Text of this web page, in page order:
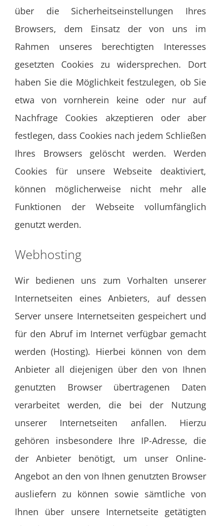
über die Sicherheitseinstellungen Ihres
Browsers, dem Einsatz der von uns im
Rahmen unseres berechtigten Interesses
gesetzten Cookies zu widersprechen. Dort
haben Sie die Möglichkeit festzulegen, ob Sie
etwa von vornherein keine oder nur auf
Nachfrage Cookies akzeptieren oder aber
festlegen, dass Cookies nach jedem Schließen
Ihres Browsers gelöscht werden. Werden
Cookies für unsere Webseite deaktiviert,
können möglicherweise nicht mehr alle
Funktionen der Webseite vollumfänglich
genutzt werden.
Webhosting
Wir bedienen uns zum Vorhalten unserer
Internetseiten eines Anbieters, auf dessen
Server unsere Internetseiten gespeichert und
für den Abruf im Internet verfügbar gemacht
werden (Hosting). Hierbei können von dem
Anbieter all diejenigen über den von Ihnen
genutzten Browser übertragenen Daten
verarbeitet werden, die bei der Nutzung
unserer Internetseiten anfallen. Hierzu
gehören insbesondere Ihre IP-Adresse, die
der Anbieter benötigt, um unser Online-
Angebot an den von Ihnen genutzten Browser
ausliefern zu können sowie sämtliche von
Ihnen über unsere Internetseite getätigten